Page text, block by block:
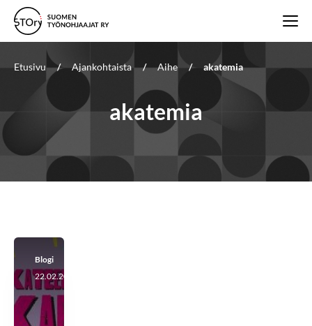
Etusivu / Ajankohtaista / Aihe / akatemia
akatemia
Blogi
22.02.2026